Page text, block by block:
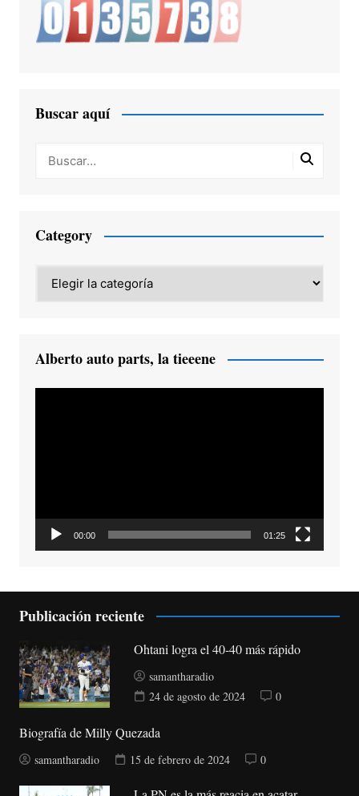
Buscar aquí
Category
Alberto auto parts, la tieeene
00:00 01:25
Publicación reciente
Ohtani logra el 40-40 más rápido
samantharadio
24 de agosto de 2024
0
Biografía de Milly Quezada
samantharadio 15 de febrero de 2024 0